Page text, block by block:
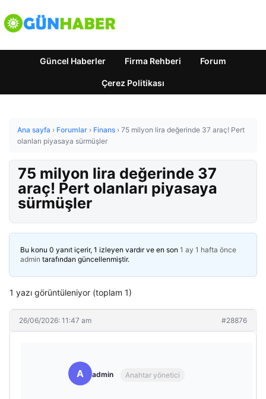
Güncel Haberler Firma Rehberi Forum
Çerez Politikası
Ana sayfa › Forumlar › Finans › 75 milyon lira değerinde 37 araç! Pert
olanları piyasaya sürmüşler
75 milyon lira değerinde 37
araç! Pert olanları piyasaya
sürmüşler
Bu konu 0 yanıt içerir, 1 izleyen vardır ve en son 1 ay 1 hafta önce
admin tarafından güncellenmiştir.
1 yazı görüntüleniyor (toplam 1)
26/06/2026: 11:47 am #28876
A admin Anahtar yönetici